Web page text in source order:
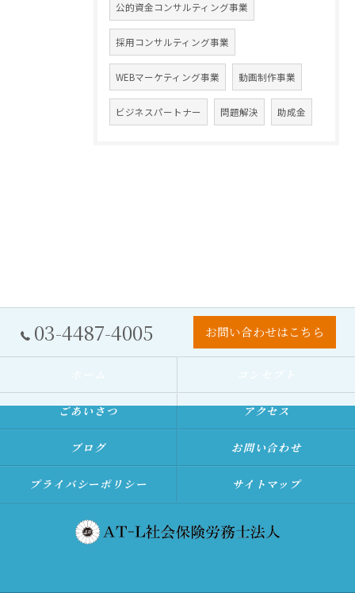
公的資金コンサルティング事業
採用コンサルティング事業
WEBマーケティング事業 動画制作事業
ビジネスパートナー 問題解決 助成金
03-4487-4005 お問い合わせはこちら
ごあいさつ アクセス
ブログ お問い合わせ
プライバシーポリシー サイトマップ